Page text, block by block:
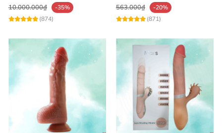
10.000.000₫
-35%
(874)
563.000₫
-20%
(871)